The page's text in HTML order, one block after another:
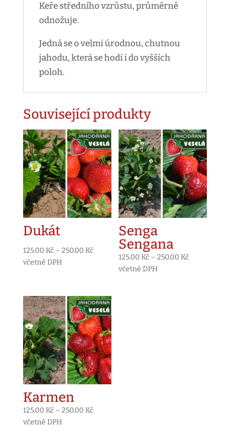
Keře středního vzrůstu, průměrně
odnožuje.
Jedná se o velmi úrodnou, chutnou
jahodu, která se hodí i do vyšších
poloh.
Související produkty
Dukát
125.00 Kč – 250.00 KčRozpětí
125.00 Kč
250.00 Kč
včetně DPH
Senga
Sengana
125.00Kč – 250.00KčRozpětí
včetně DPH
Karmen
125.00 Kč – 250.00 KčRozpětí
včetně DPH